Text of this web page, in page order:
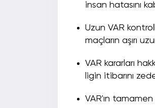
insan hatasını
Uzun VAR
maçların aşırı
VAR kararları
ligin itibarını
VAR'ın